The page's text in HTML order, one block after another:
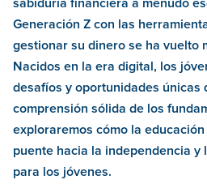
sabiduría financiera a menudo
Generación Z con las
gestionar su dinero se ha vuelto
Nacidos en la era digital, los
desafíos y oportunidades únicas
comprensión sólida de los
exploraremos cómo la
puente hacia la independencia y
para los jóvenes.